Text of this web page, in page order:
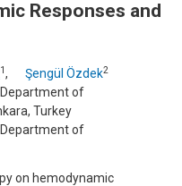
Responses and
1, Şengül Özdek2
Department of
Turkey
Department of
on hemodynamic